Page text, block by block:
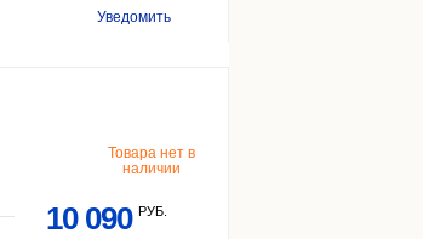
Уведомить
Товара нет в
наличии
10 090 РУБ.